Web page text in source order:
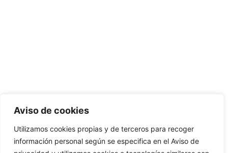
Aviso de cookies
Utilizamos cookies propias y de terceros para recoger
información personal según se especifica en el Aviso de